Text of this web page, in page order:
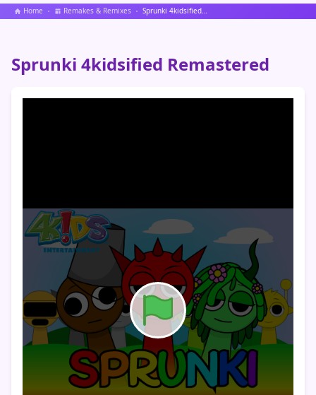
Home Remakes & Remixes Sprunki 4kidsified Remastered
Sprunki 4kidsified Remastered